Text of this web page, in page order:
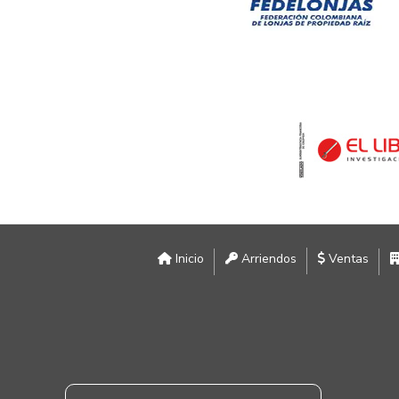
Inicio Arriendos Ventas